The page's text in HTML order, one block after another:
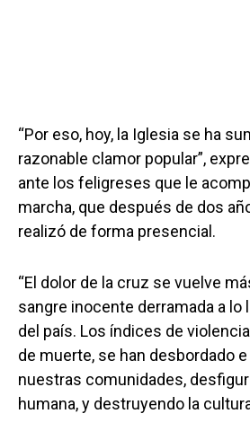
“Por eso, hoy, la Iglesia se ha
razonable clamor popular”,
ante los feligreses que le
marcha, que después de dos
realizó de forma presencial.
“El dolor de la cruz se vuelve
sangre inocente derramada a lo
del país. Los índices de
de muerte, se han desbordado
nuestras comunidades,
humana, y destruyendo la